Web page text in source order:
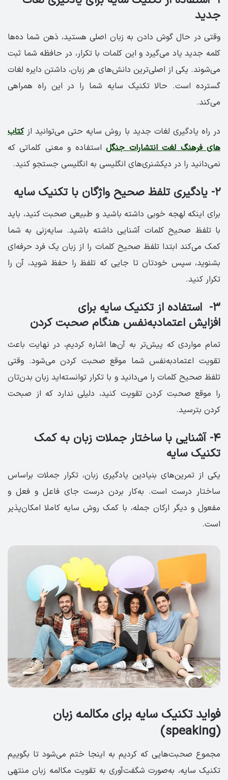
جدید
وقتی در حال گوش دادن به زبان اصلی هستید، ذهن شما ده‌ها
کلمه جدید یاد می‌گیرد و این کلمات با تکرار، در حافظه شما ثبت
می‌شوند. یکی از اصلی‌ترین دانش‌های هر زبان، داشتن دایره لغات
گسترده است. حالا تکنیک سایه شما را در این راه همراهی
می‌کند.
در راه یادگیری لغات جدید با روش سایه حتی می‌توانید ازکتاب
های فرهنگ لغت انتشارات جنگلاستفاده و معنی کلماتی که
نمی‌دانید را در دیکشنری‌های انگلیسی به انگلیسی جستجو کنید.
۲- یادگیری تلفظ صحیح واژگان با تکنیک سایه
برای اینکه لهجه خوبی داشته باشید و طبیعی صحبت کنید، باید
با تلفظ صحیح کلمات آشنایی داشته باشید. سایه‌زنی به شما
کمک می‌کند ابتدا تلفظ صحیح کلمات را از زبان یک فرد حرفه‌ای
بشنوید، سپس خودتان تا جایی که تلفظ را حفظ شوید، آن را
تکرار کنید.
۳- استفاده از تکنیک سایه برای
افزایش اعتمادبه‌نفس هنگام صحبت کردن
تمام مواردی که پیش‌تر به آن‌ها اشاره کردیم، در نهایت باعث
تقویت اعتمادبه‌نفس شما موقع صحبت کردن می‌شود. وقتی
تلفظ صحیح کلمات را می‌دانید و با تکرار توانسته‌اید زبان بدن‌تان
را موقع صحبت کردن تقویت کنید، دلیلی ندارد که از صبحت
کردن بترسید.
۴- آشنایی با ساختار جملات زبان به کمک
تکنیک سایه
یکی از تمرین‌های بنیادین یادگیری زبان، تکرار جملات براساس
ساختار درست است. به‌کار بردن درست جای فاعل و فعل و
مفعول و دیگر ارکان جمله، با کمک روش سایه کاملا امکان‌پذیر
است.
فواید تکنیک سایه برای مکالمه زبان
(speaking)
مجموع صحبت‌هایی که کردیم به اینجا ختم می‌شود تا بگوییم
تکنیک سایه، به‌صورت شگفت‌آوری به تقویت مکالمه زبان منتهی